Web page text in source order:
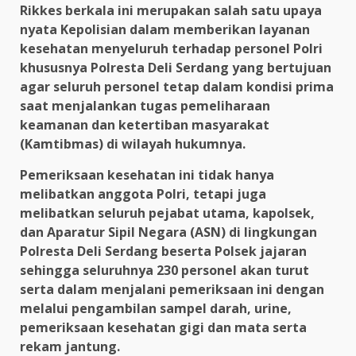
Rikkes berkala ini merupakan salah satu upaya
nyata Kepolisian dalam memberikan layanan
kesehatan menyeluruh terhadap personel Polri
khususnya Polresta Deli Serdang yang bertujuan
agar seluruh personel tetap dalam kondisi prima
saat menjalankan tugas pemeliharaan
keamanan dan ketertiban masyarakat
(Kamtibmas) di wilayah hukumnya.
Pemeriksaan kesehatan ini tidak hanya
melibatkan anggota Polri, tetapi juga
melibatkan seluruh pejabat utama, kapolsek,
dan Aparatur Sipil Negara (ASN) di lingkungan
Polresta Deli Serdang beserta Polsek jajaran
sehingga seluruhnya 230 personel akan turut
serta dalam menjalani pemeriksaan ini dengan
melalui pengambilan sampel darah, urine,
pemeriksaan kesehatan gigi dan mata serta
rekam jantung.